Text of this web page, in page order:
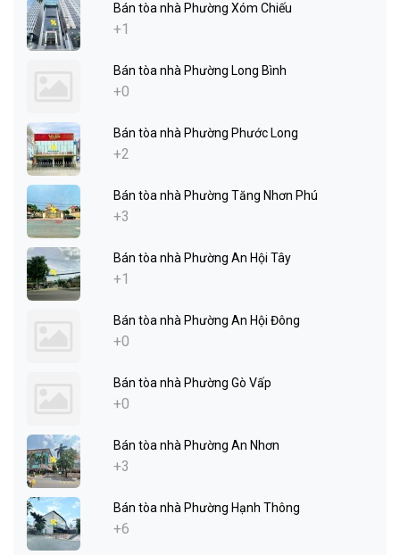
Bán tòa nhà Phường Xóm Chiếu
+1
Bán tòa nhà Phường Long Bình
+0
Bán tòa nhà Phường Phước Long
+2
Bán tòa nhà Phường Tăng Nhơn Phú
+3
Bán tòa nhà Phường An Hội Tây
+1
Bán tòa nhà Phường An Hội Đông
+0
Bán tòa nhà Phường Gò Vấp
+0
Bán tòa nhà Phường An Nhơn
+3
Bán tòa nhà Phường Hạnh Thông
+6